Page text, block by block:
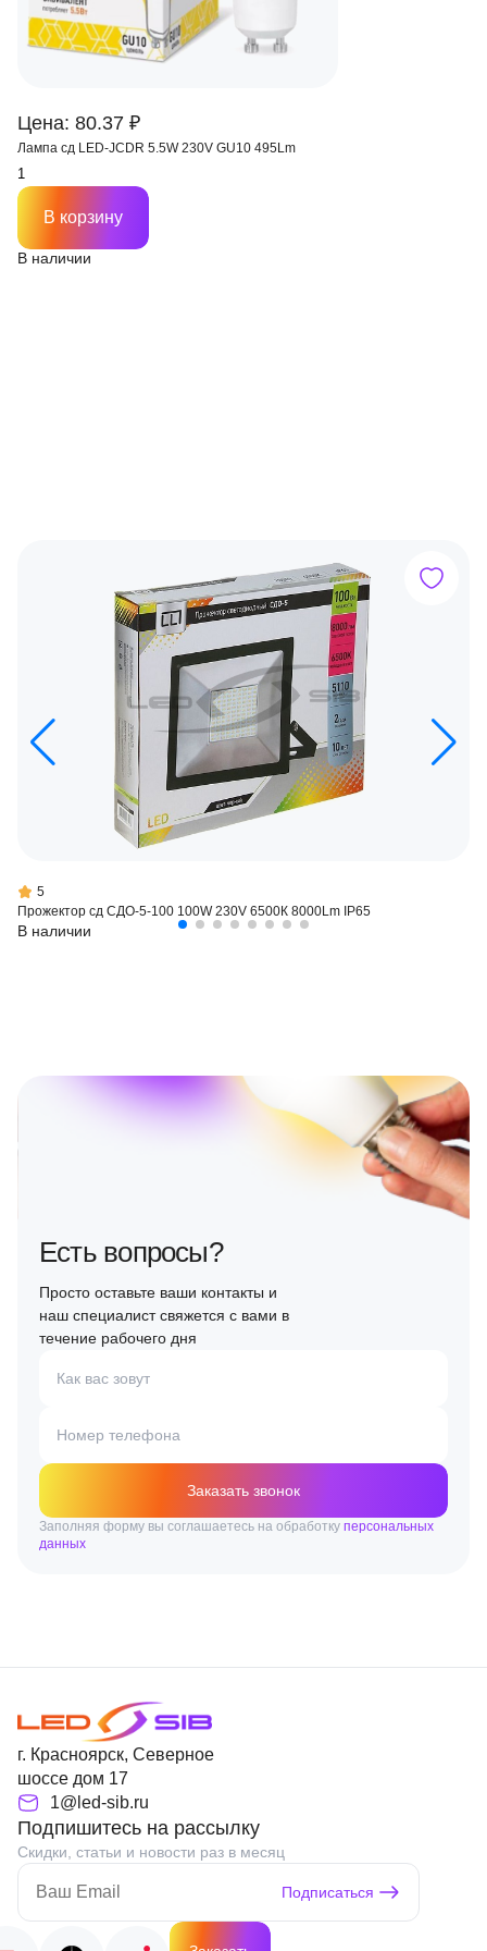
Цена: 80.37 ₽
Лампа сд LED-JCDR 5.5W 230V GU10 495Lm
В наличии
В корзину
5
Прожектор сд СДО-5-100 100W 230V 6500К 8000Lm IP65
В наличии
Есть вопросы?
Просто оставьте ваши контакты и
наш специалист свяжется с вами в
течение рабочего дня
Как вас зовут
Номер телефона
Заказать звонок
Заполняя форму вы соглашаетесь на обработку персональных
данных
г. Красноярск, Северное
шоссе дом 17
1@led-sib.ru
Подпишитесь на рассылку
Скидки, статьи и новости раз в месяц
Подписаться